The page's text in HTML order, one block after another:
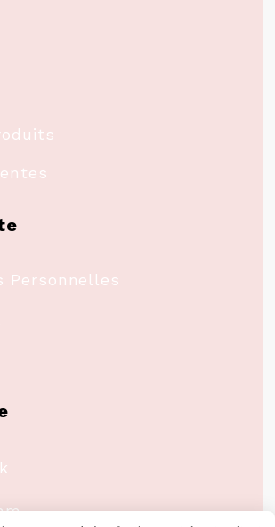
Personnelles